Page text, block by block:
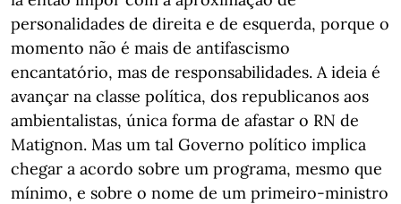
personalidades de direita e de esquerda, porque o
momento não é mais de antifascismo
encantatório, mas de responsabilidades. A ideia é
avançar na classe política, dos republicanos aos
ambientalistas, única forma de afastar o RN de
Matignon. Mas um tal Governo político implica
chegar a acordo sobre um programa, mesmo que
mínimo, e sobre o nome de um primeiro-ministro